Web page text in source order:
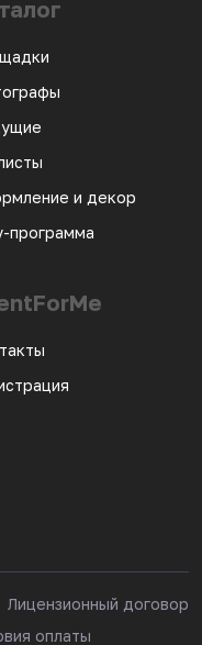
и декор
программа
Лицензионный договор
оплаты